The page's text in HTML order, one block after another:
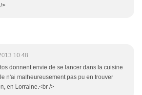
>
10:48
donnent envie de se lancer dans la cuisine
n'ai malheureusement pas pu en trouver
en Lorraine.<br />